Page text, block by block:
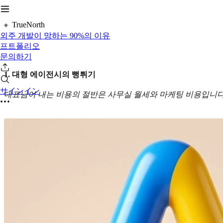
TrueNorth
외주 개발이 망하는 90%의 이유
프트폴리오
문의하기
サインイン
1. 대형 에이전시의 뻥튀기
대표님이 내는 비용의 절반은 사무실 월세와 마케팅 비용입니